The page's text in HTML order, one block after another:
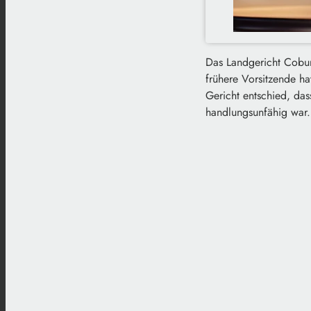
Das Landgericht
frühere Vorsitzende
Gericht entschied,
handlungsunfähig